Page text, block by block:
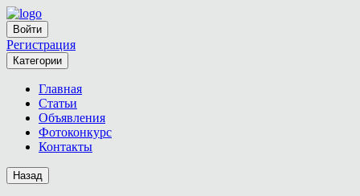
Войти
Регистрация
Категории
Главная
Статьи
Объявления
Фотоконкурс
Контакты
Назад